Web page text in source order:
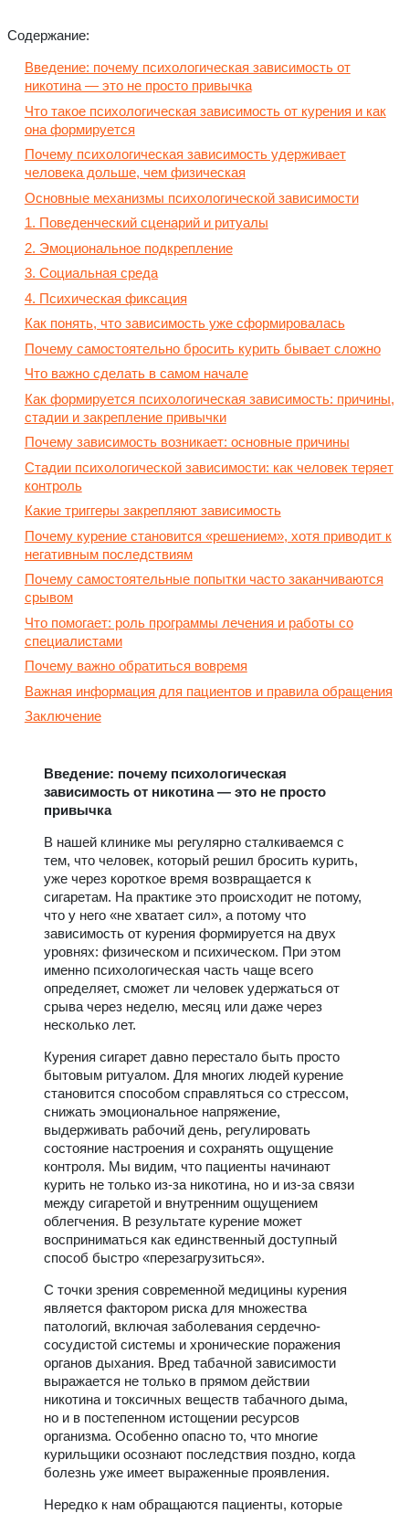
Содержание:
Введение: почему психологическая зависимость от
никотина — это не просто привычка
Что такое психологическая зависимость от курения и как
она формируется
Почему психологическая зависимость удерживает
человека дольше, чем физическая
Основные механизмы психологической зависимости
1. Поведенческий сценарий и ритуалы
2. Эмоциональное подкрепление
3. Социальная среда
4. Психическая фиксация
Как понять, что зависимость уже сформировалась
Почему самостоятельно бросить курить бывает сложно
Что важно сделать в самом начале
Как формируется психологическая зависимость: причины,
стадии и закрепление привычки
Почему зависимость возникает: основные причины
Стадии психологической зависимости: как человек теряет
контроль
Какие триггеры закрепляют зависимость
Почему курение становится «решением», хотя приводит к
негативным последствиям
Почему самостоятельные попытки часто заканчиваются
срывом
Что помогает: роль программы лечения и работы со
специалистами
Почему важно обратиться вовремя
Важная информация для пациентов и правила обращения
Заключение
Введение: почему психологическая
зависимость от никотина — это не просто
привычка
В нашей клинике мы регулярно сталкиваемся с
тем, что человек, который решил бросить курить,
уже через короткое время возвращается к
сигаретам. На практике это происходит не потому,
что у него «не хватает сил», а потому что
зависимость от курения формируется на двух
уровнях: физическом и психическом. При этом
именно психологическая часть чаще всего
определяет, сможет ли человек удержаться от
срыва через неделю, месяц или даже через
несколько лет.
Курения сигарет давно перестало быть просто
бытовым ритуалом. Для многих людей курение
становится способом справляться со стрессом,
снижать эмоциональное напряжение,
выдерживать рабочий день, регулировать
состояние настроения и сохранять ощущение
контроля. Мы видим, что пациенты начинают
курить не только из-за никотина, но и из-за связи
между сигаретой и внутренним ощущением
облегчения. В результате курение может
восприниматься как единственный доступный
способ быстро «перезагрузиться».
С точки зрения современной медицины курения
является фактором риска для множества
патологий, включая заболевания сердечно-
сосудистой системы и хронические поражения
органов дыхания. Вред табачной зависимости
выражается не только в прямом действии
никотина и токсичных веществ табачного дыма,
но и в постепенном истощении ресурсов
организма. Особенно опасно то, что многие
курильщики осознают последствия поздно, когда
болезнь уже имеет выраженные проявления.
Нередко к нам обращаются пациенты, которые